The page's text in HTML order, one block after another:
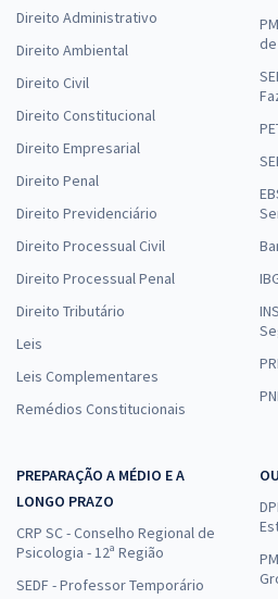
Direito Administrativo
Direito Ambiental
Direito Civil
Direito Constitucional
Direito Empresarial
Direito Penal
Direito Previdenciário
Direito Processual Civil
Direito Processual Penal
Direito Tributário
Leis
Leis Complementares
Remédios Constitucionais
PREPARAÇÃO A MÉDIO E A
LONGO PRAZO
CRP SC - Conselho Regional de
Psicologia - 12ª Região
SEDF - Professor Temporário